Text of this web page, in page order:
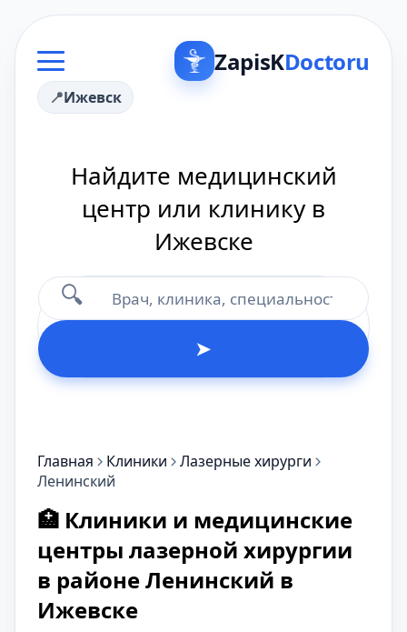
ZapisKDoctoru
Ижевск
Найдите медицинский
центр или клинику в
Ижевске
🔍
➤
Главная Клиники
Лазерные хирурги
Ленинский
🏥 Клиники и медицинские
центры лазерной хирургии
в районе Ленинский в
Ижевске